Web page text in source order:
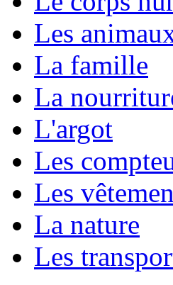
Les
La famille
La
L'argot
Les
Les
La nature
Les